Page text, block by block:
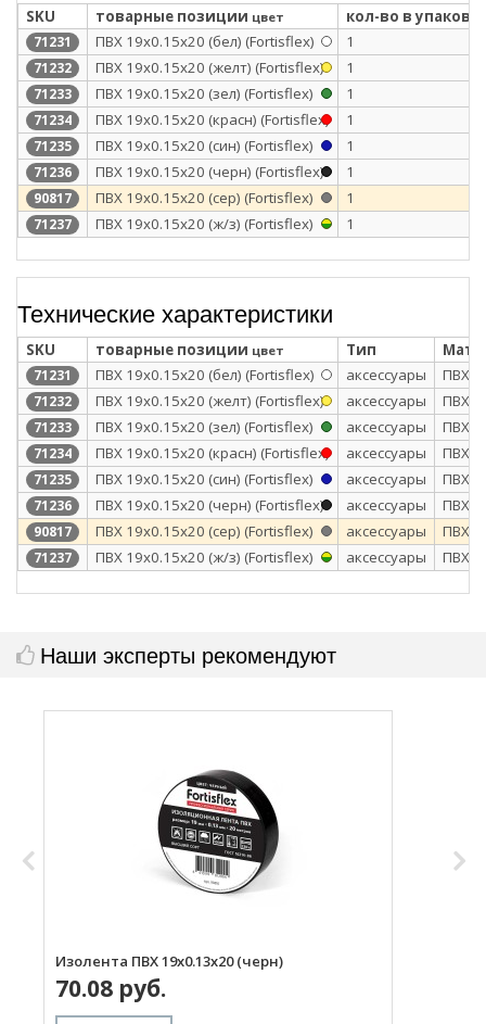
SKU товарные позиции цвет кол-во в
71231 ПВХ 19х0.15х20 (бел) (Fortisflex) 1
71232 ПВХ 19х0.15х20 (желт) (Fortisflex) 1
71233 ПВХ 19х0.15х20 (зел) (Fortisflex) 1
71234 ПВХ 19х0.15х20 (красн) (Fortisflex) 1
71235 ПВХ 19х0.15х20 (син) (Fortisflex) 1
71236 ПВХ 19х0.15х20 (черн) (Fortisflex) 1
90817 ПВХ 19х0.15x20 (сер) (Fortisflex) 1
71237 ПВХ 19х0.15х20 (ж/з) (Fortisflex) 1
Технические характеристики
SKU товарные позиции цвет Тип
71231 ПВХ 19х0.15х20 (бел) (Fortisflex) аксессуары ПВХ
71232 ПВХ 19х0.15х20 (желт) (Fortisflex) аксессуары ПВХ
71233 ПВХ 19х0.15х20 (зел) (Fortisflex) аксессуары ПВХ
71234 ПВХ 19х0.15х20 (красн) (Fortisflex) аксессуары ПВХ
71235 ПВХ 19х0.15х20 (син) (Fortisflex) аксессуары ПВХ
71236 ПВХ 19х0.15х20 (черн) (Fortisflex) аксессуары ПВХ
90817 ПВХ 19х0.15x20 (сер) (Fortisflex) аксессуары ПВХ
71237 ПВХ 19х0.15х20 (ж/з) (Fortisflex) аксессуары ПВХ
Наши эксперты рекомендуют
Изолента ПВХ 19х0.13x20 (черн)
70.08 руб.